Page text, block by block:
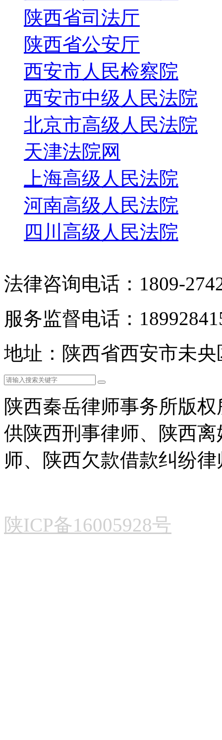
陕西省司法厅
陕西省公安厅
西安市人民检察院
西安市中级人民法院
北京市高级人民法院
天津法院网
上海高级人民法院
河南高级人民法院
四川高级人民法院
法律咨询电话：1809-
服务监督电话：
地址：陕西省西安市未
陕西秦岳律师事务所版
供陕西刑事律师、陕西
师、陕西欠款借款纠纷
陕ICP备16005928号